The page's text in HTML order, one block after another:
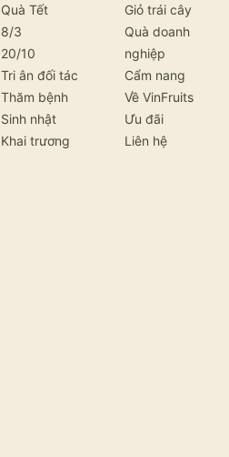
Quà Tết
8/3
20/10
Tri ân đối tác
Thăm bệnh
Sinh nhật
Khai trương
Giỏ trái cây
Quà doanh
nghiệp
Cẩm nang
Về VinFruits
Ưu đãi
Liên hệ